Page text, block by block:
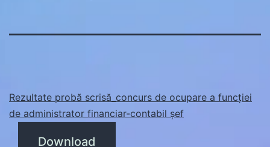
Rezultate probă scrisă_concurs de ocupare a funcției
de administrator financiar-contabil șef
Download